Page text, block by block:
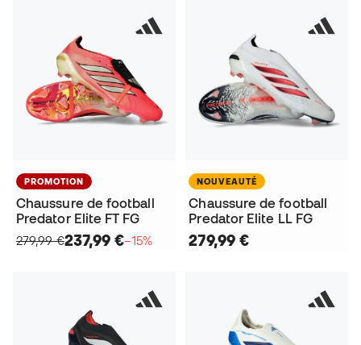
PROMOTION
Chaussure de football
Predator Elite FT FG
279,99 €237,99 €−15%
NOUVEAUTÉ
Chaussure de football
Predator Elite LL FG
279,99 €